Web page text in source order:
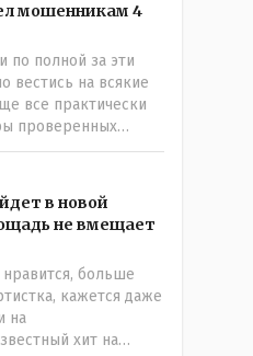
Пока
Вами причинам,
меняются по
власти
а это уже
власти
аналитик и
мошенникам 4
по полной за эти
вестись на всякие
все практически
проверенных
позвонил, не
нашел того, кто
менеджеру и
без разницы,
вас позакрываю.
по умолчанию для
не доказано
- только на
я тоже так
ещё никто не
в новой
не вмещает
нравится, больше
кажется даже
на
хит на